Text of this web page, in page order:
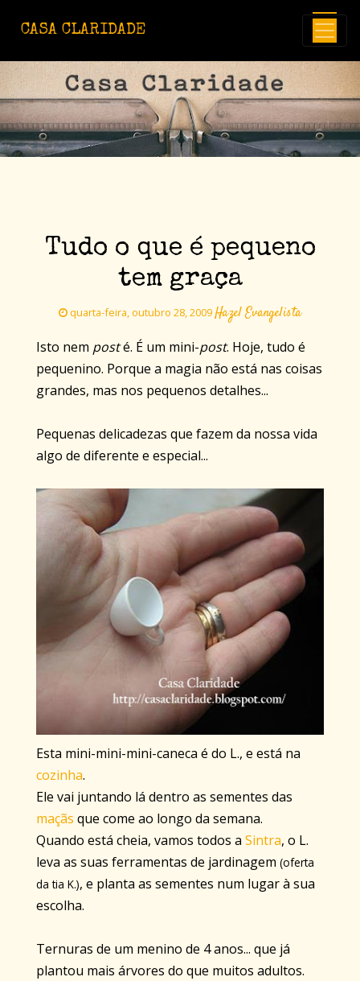
CASA CLARIDADE
Tudo o que é pequeno
tem graça
quarta-feira, outubro 28, 2009Hazel Evangelista
Isto nem posté. É um mini-post. Hoje, tudo é
pequenino. Porque a magia não está nas coisas
grandes, mas nos pequenos detalhes...
Pequenas delicadezas que fazem da nossa vida
algo de diferente e especial...
Esta mini-mini-mini-caneca é do L., e está na
cozinha.
Ele vai juntando lá dentro as sementes das
maçãs que come ao longo da semana.
Quando está cheia, vamos todos a Sintra, o L.
leva as suas ferramentas de jardinagem (oferta
da tia K.), e planta as sementes num lugar à sua
escolha.
Ternuras de um menino de 4 anos... que já
plantou mais árvores do que muitos adultos.